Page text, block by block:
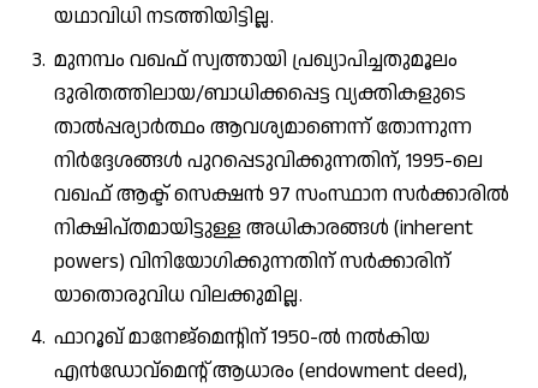
യഥാവിധി നടത്തിയിട്ടില്ല.
മുനമ്പം വഖഫ് സ്വത്തായി പ്രഖ്യാപിച്ചതുമൂലം
ദുരിതത്തിലായ/ബാധിക്കപ്പെട്ട വ്യക്തികളുടെ
താൽപ്പര്യാർത്ഥം ആവശ്യമാണെന്ന് തോന്നുന്ന
നിർദ്ദേശങ്ങൾ പുറപ്പെടുവിക്കുന്നതിന്, 1995-ലെ
വഖഫ് ആക്ട് സെക്ഷൻ 97 സംസ്ഥാന സർക്കാരിൽ
നിക്ഷിപ്തമായിട്ടുള്ള അധികാരങ്ങൾ (inherent
powers) വിനിയോഗിക്കുന്നതിന് സർക്കാരിന്
യാതൊരുവിധ വിലക്കുമില്ല.
ഫാറൂഖ് മാനേജ്‌മെന്റിന് 1950-ൽ നൽകിയ
എൻഡോവ്‌മെന്റ് ആധാരം (endowment deed),